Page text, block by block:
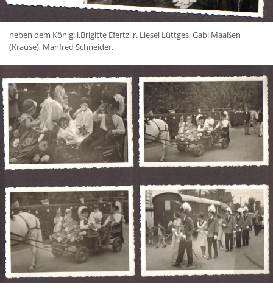
neben dem König: l.Brigitte Efertz, r. Liesel Lüttges, Gabi Maaßen
(Krause), Manfred Schneider.